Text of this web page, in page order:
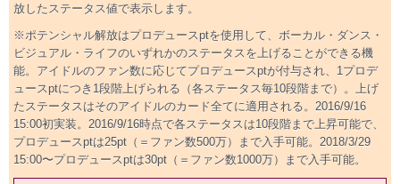
放したステータス値で表示します。
※ポテンシャル解放はプロデュースptを使用して、ボーカル・ダンス・
ビジュアル・ライフのいずれかのステータスを上げることができる機
能。アイドルのファン数に応じてプロデュースptが付与され、1プロデ
ュースptにつき1段階上げられる（各ステータス毎10段階まで）。上げ
たステータスはそのアイドルのカード全てに適用される。2016/9/16
15:00初実装。2016/9/16時点で各ステータスは10段階まで上昇可能で、
プロデュースptは25pt（＝ファン数500万）まで入手可能。2018/3/29
15:00〜プロデュースptは30pt（＝ファン数1000万）まで入手可能。